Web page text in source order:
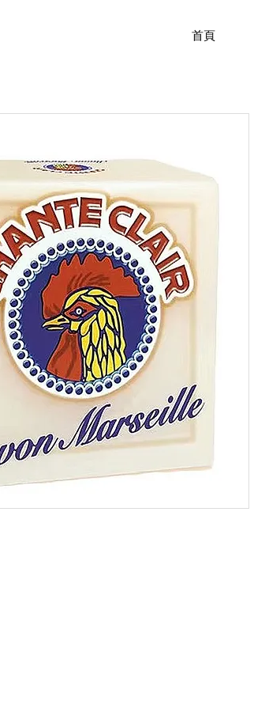
首頁